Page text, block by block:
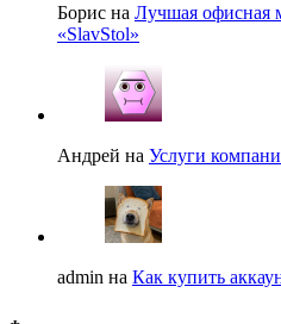
Борис на Лучшая офисная
«SlavStol»
Андрей на Услуги
admin на Как купить